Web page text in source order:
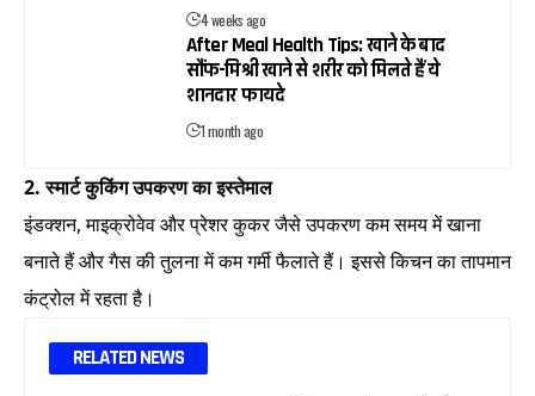
4 weeks ago
After Meal Health Tips: खाने के बाद
सौंफ-मिश्री खाने से शरीर को मिलते हैं ये
शानदार फायदे
1 month ago
2. स्मार्ट कुकिंग उपकरण का इस्तेमाल
इंडक्शन, माइक्रोवेव और प्रेशर कुकर जैसे उपकरण कम समय में खाना
बनाते हैं और गैस की तुलना में कम गर्मी फैलाते हैं। इससे किचन का तापमान
कंट्रोल में रहता है।
RELATED NEWS